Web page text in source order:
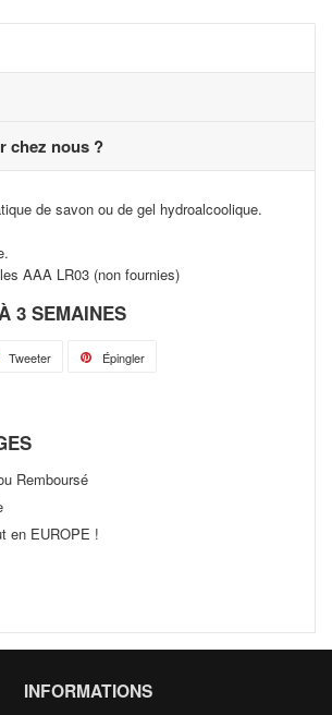
chez nous ?
de savon ou de gel hydroalcoolique.
AAA LR03 (non fournies)
3 SEMAINES
Tweeter
TweeterÉpingler
Remboursé
en EUROPE !
INFORMATIONS